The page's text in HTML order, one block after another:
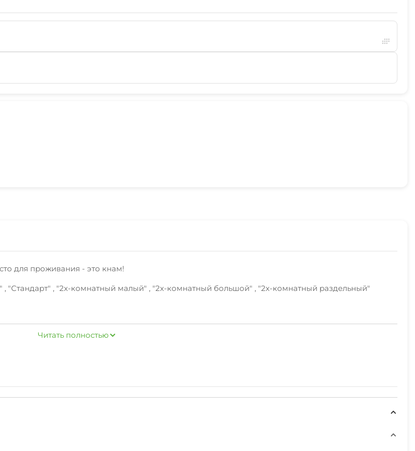
для проживания - это кнам!
, "2х-комнатный малый" , "2х-комнатный большой" , "2х-комнатный раздельный"
принадлежности, зеленый двор, беседка.Полный список вы можете увидеть на странице нашего
кухня.
Ждем вас!
Читать полностью